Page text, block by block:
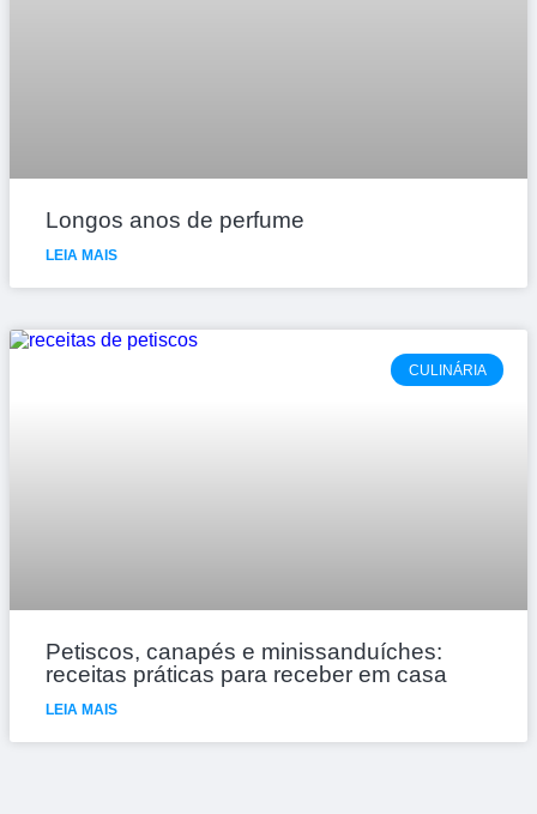
Longos anos de perfume
LEIA MAIS
CULINÁRIA
Petiscos, canapés e minissanduíches:
receitas práticas para receber em casa
LEIA MAIS